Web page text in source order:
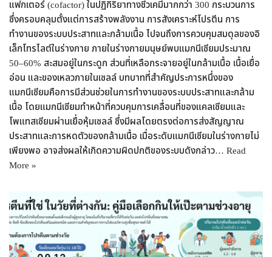
แฟกเตอร์ (cofactor) ในปฏิกิริยาทางชีวเคมีมากกว่า 300 กระบวนการ
ซึ่งครอบคลุมตั้งแต่การสร้างพลังงาน การสังเคราะห์โปรตีน การ
ทำงานของระบบประสาทและกล้ามเนื้อ ไปจนถึงการควบคุมสมดุลของอิ
เล็กโทรไลต์ในร่างกาย ภายในร่างกายมนุษย์พบแมกนีเซียมประมาณ
50–60% สะสมอยู่ในกระดูก ส่วนที่เหลือกระจายอยู่ในกล้ามเนื้อ เนื้อเยื่อ
อ่อน และของเหลวภายในเซลล์ บทบาทที่สำคัญประการหนึ่งของ
แมกนีเซียมคือการมีส่วนช่วยในการทำงานของระบบประสาทและกล้าม
เนื้อ โดยแมกนีเซียมทำหน้าที่ควบคุมการเคลื่อนที่ของแคลเซียมและ
โพแทสเซียมผ่านเยื่อหุ้มเซลล์ ซึ่งมีผลโดยตรงต่อการส่งสัญญาณ
ประสาทและการหดตัวของกล้ามเนื้อ เมื่อระดับแมกนีเซียมในร่างกายไม่
เพียงพอ อาจส่งผลให้เกิดความผิดปกติของระบบดังกล่าว… Read
More »